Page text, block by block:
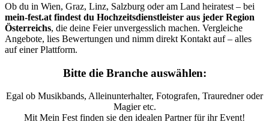
Ob du in Wien, Graz, Linz, Salzburg oder am Land heiratest – bei
mein-fest.at findest du Hochzeitsdienstleister aus jeder Region
Österreichs, die deine Feier unvergesslich machen. Vergleiche
Angebote, lies Bewertungen und nimm direkt Kontakt auf – alles
auf einer Plattform.
Bitte die Branche auswählen:
Egal ob Musikbands, Alleinunterhalter, Fotografen, Trauredner oder
Magier etc.
Mit Mein Fest finden sie den idealen Partner für ihr Event!